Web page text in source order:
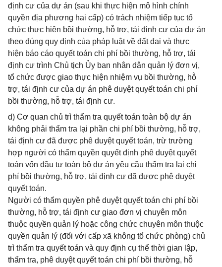
định cư của dự án (sau khi thực hiện mô hình chính
quyền địa phương hai cấp) có trách nhiệm tiếp tục tổ
chức thực hiện bồi thường, hỗ trợ, tái định cư của dự án
theo đúng quy định của pháp luật về đất đai và thực
hiện báo cáo quyết toán chi phí bồi thường, hỗ trợ, tái
định cư trình Chủ tịch Ủy ban nhân dân quản lý đơn vị,
tổ chức được giao thực hiện nhiệm vụ bồi thường, hỗ
trợ, tái định cư của dự án phê duyệt quyết toán chi phí
bồi thường, hỗ trợ, tái định cư.
d) Cơ quan chủ trì thẩm tra quyết toán toàn bộ dự án
không phải thẩm tra lại phần chi phí bồi thường, hỗ trợ,
tái định cư đã được phê duyệt quyết toán, trừ trường
hợp người có thẩm quyền quyết định phê duyệt quyết
toán vốn đầu tư toàn bộ dự án yêu cầu thẩm tra lại chi
phí bồi thường, hỗ trợ, tái định cư đã được phê duyệt
quyết toán.
Người có thẩm quyền phê duyệt quyết toán chi phí bồi
thường, hỗ trợ, tái định cư giao đơn vị chuyên môn
thuộc quyền quản lý hoặc công chức chuyên môn thuộc
quyền quản lý (đối với cấp xã không tổ chức phòng) chủ
trì thẩm tra quyết toán và quy định cụ thể thời gian lập,
thẩm tra, phê duyệt quyết toán chi phí bồi thường, hỗ